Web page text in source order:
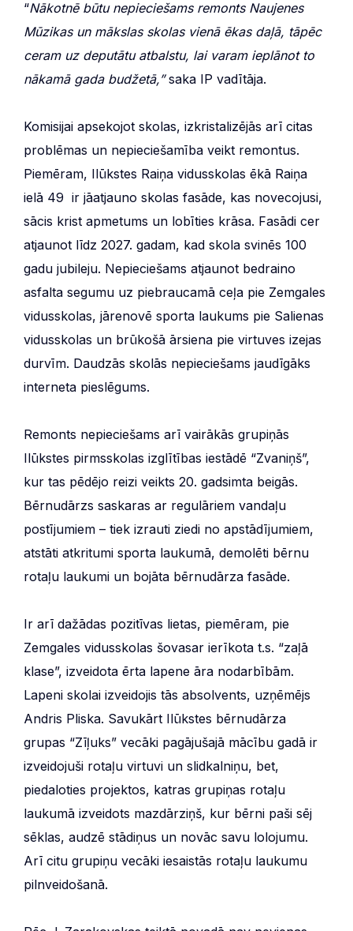
“Nākotnē būtu nepieciešams remonts Naujenes
Mūzikas un mākslas skolas vienā ēkas daļā, tāpēc
ceram uz deputātu atbalstu, lai varam ieplānot to
nākamā gada budžetā,”saka IP vadītāja.
Komisijai apsekojot skolas, izkristalizējās arī citas
problēmas un nepieciešamība veikt remontus.
Piemēram, Ilūkstes Raiņa vidusskolas ēkā Raiņa
ielā 49 ir jāatjauno skolas fasāde, kas novecojusi,
sācis krist apmetums un lobīties krāsa. Fasādi cer
atjaunot līdz 2027. gadam, kad skola svinēs 100
gadu jubileju. Nepieciešams atjaunot bedraino
asfalta segumu uz piebraucamā ceļa pie Zemgales
vidusskolas, jārenovē sporta laukums pie Salienas
vidusskolas un brūkošā ārsiena pie virtuves izejas
durvīm. Daudzās skolās nepieciešams jaudīgāks
interneta pieslēgums.
Remonts nepieciešams arī vairākās grupiņās
Ilūkstes pirmsskolas izglītības iestādē “Zvaniņš”,
kur tas pēdējo reizi veikts 20. gadsimta beigās.
Bērnudārzs saskaras ar regulāriem vandaļu
postījumiem – tiek izrauti ziedi no apstādījumiem,
atstāti atkritumi sporta laukumā, demolēti bērnu
rotaļu laukumi un bojāta bērnudārza fasāde.
Ir arī dažādas pozitīvas lietas, piemēram, pie
Zemgales vidusskolas šovasar ierīkota t.s. “zaļā
klase”, izveidota ērta lapene āra nodarbībām.
Lapeni skolai izveidojis tās absolvents, uzņēmējs
Andris Pliska. Savukārt Ilūkstes bērnudārza
grupas “Zīļuks” vecāki pagājušajā mācību gadā ir
izveidojuši rotaļu virtuvi un slidkalniņu, bet,
piedaloties projektos, katras grupiņas rotaļu
laukumā izveidots mazdārziņš, kur bērni paši sēj
sēklas, audzē stādiņus un novāc savu lolojumu.
Arī citu grupiņu vecāki iesaistās rotaļu laukumu
pilnveidošanā.